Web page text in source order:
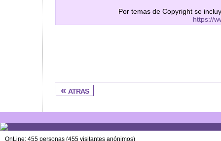
Por temas de Copyright se
https://
« atras
OnLine: 455 personas (455 visitantes anónimos)